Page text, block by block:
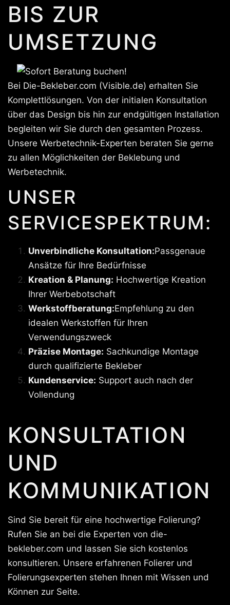
BIS ZUR
UMSETZUNG
Bei Die-Bekleber.com (Visible.de) erhalten Sie
Komplettlösungen. Von der initialen Konsultation
über das Design bis hin zur endgültigen Installation
begleiten wir Sie durch den gesamten Prozess.
Unsere Werbetechnik-Experten beraten Sie gerne
zu allen Möglichkeiten der Beklebung und
Werbetechnik.
UNSER
SERVICESPEKTRUM:
Unverbindliche Konsultation:Passgenaue
Ansätze für Ihre Bedürfnisse
Kreation & Planung: Hochwertige Kreation
Ihrer Werbebotschaft
Werkstoffberatung:Empfehlung zu den
idealen Werkstoffen für Ihren
Verwendungszweck
Präzise Montage: Sachkundige Montage
durch qualifizierte Bekleber
Kundenservice: Support auch nach der
Vollendung
KONSULTATION
UND
KOMMUNIKATION
Sind Sie bereit für eine hochwertige Folierung?
Rufen Sie an bei die Experten von die-
bekleber.com und lassen Sie sich kostenlos
konsultieren. Unsere erfahrenen Folierer und
Folierungsexperten stehen Ihnen mit Wissen und
Können zur Seite.